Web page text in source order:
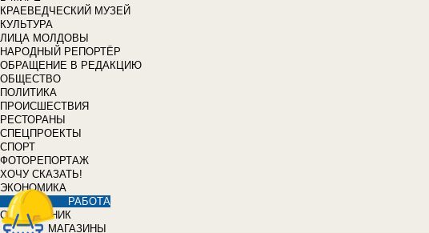
КРАЕВЕДЧЕСКИЙ МУЗЕЙ
КУЛЬТУРА
ЛИЦА МОЛДОВЫ
НАРОДНЫЙ РЕПОРТЁР
ОБРАЩЕНИЕ В РЕДАКЦИЮ
ОБЩЕСТВО
ПОЛИТИКА
ПРОИСШЕСТВИЯ
РЕСТОРАНЫ
СПЕЦПРОЕКТЫ
СПОРТ
ФОТОРЕПОРТАЖ
ХОЧУ СКАЗАТЬ!
ЭКОНОМИКА
РАБОТА
СПРАВОЧНИК
МАГАЗИНЫ